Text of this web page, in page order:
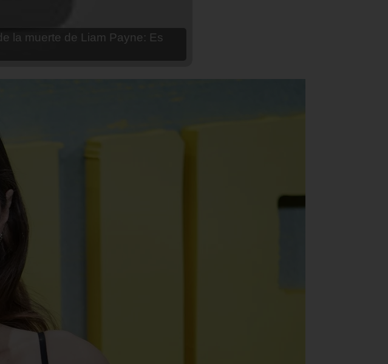
que le hizo a su hija Aria